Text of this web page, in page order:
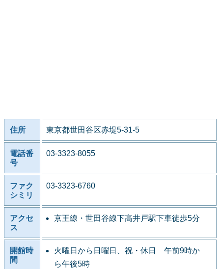
住所 東京都世田谷区赤堤5-31-5
電話番
号
03-3323-8055
ファク
シミリ
03-3323-6760
アクセ
ス
京王線・世田谷線下高井戸駅下車徒歩5分
開館時
間
火曜日から日曜日、祝・休日 午前9時か
ら午後5時